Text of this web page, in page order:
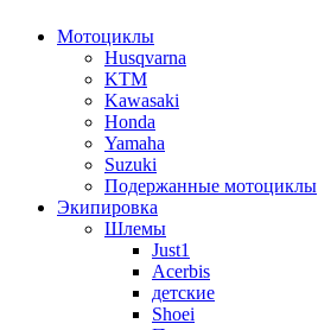
Мотоциклы
Husqvarna
KTM
Kawasaki
Honda
Yamaha
Suzuki
Подержанные мотоциклы
Экипировка
Шлемы
Just1
Acerbis
детские
Shoei